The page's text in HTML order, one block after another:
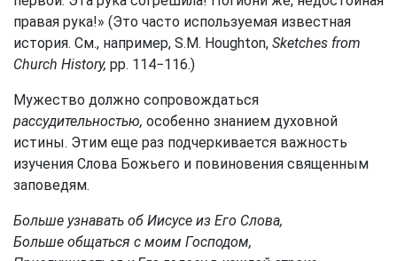
правая рука!» (Это часто используемая известная
история. См., например, S.M. Houghton, Sketches from
Church History, pp. 114−116.)
Мужество должно сопровождаться
рассудительностью, особенно знанием духовной
истины. Этим еще раз подчеркивается важность
изучения Слова Божьего и повиновения священным
заповедям.
Больше узнавать об Иисусе из Его Слова,
Больше общаться с моим Господом,